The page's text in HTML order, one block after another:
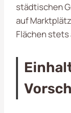
städtischen
auf
Flächen